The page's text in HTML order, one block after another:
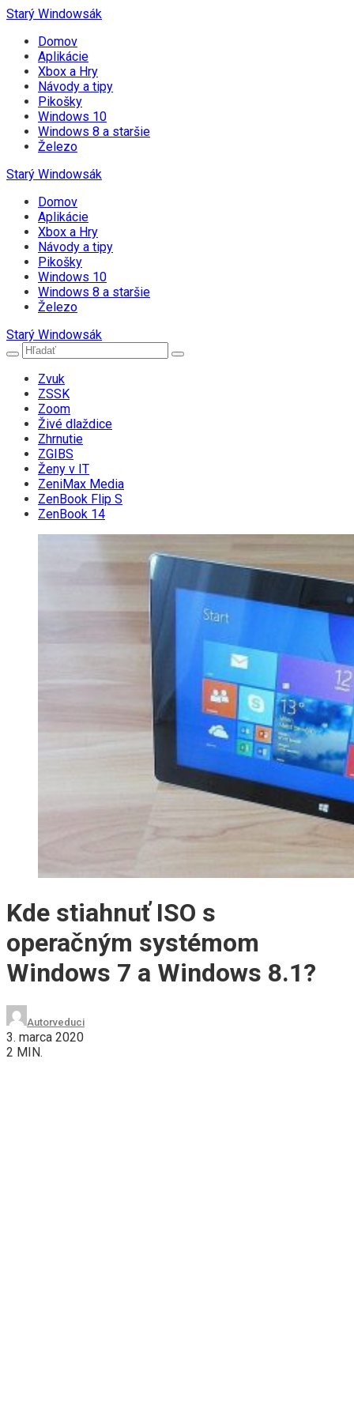
Starý Windowsák
Domov
Aplikácie
Xbox a Hry
Návody a tipy
Pikošky
Windows 10
Windows 8 a staršie
Železo
Starý Windowsák
Domov
Aplikácie
Xbox a Hry
Návody a tipy
Pikošky
Windows 10
Windows 8 a staršie
Železo
Starý Windowsák
Zvuk
ZSSK
Zoom
Živé dlaždice
Zhrnutie
ZGIBS
Ženy v IT
ZeniMax Media
ZenBook Flip S
ZenBook 14
Kde stiahnuť ISO s
operačným systémom
Windows 7 a Windows 8.1?
Autorveduci
3. marca 2020
2 MIN.